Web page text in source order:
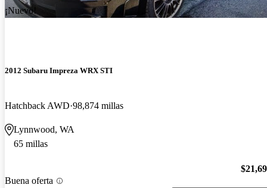
¡Nuevo!
2012 Subaru Impreza WRX STI
Hatchback AWD 98,874 millas
Lynnwood, WA
65 millas
Buena oferta